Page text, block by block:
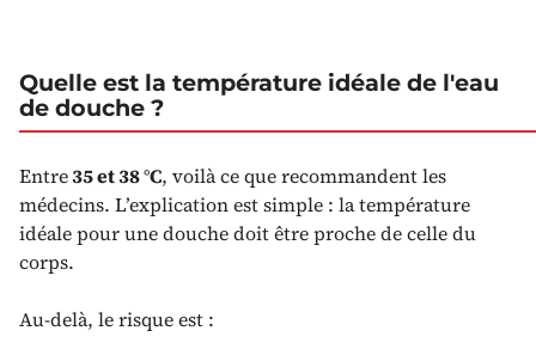
Quelle est la température idéale de l'eau
de douche ?
Entre35 et 38 °C, voilà ce que recommandent les
médecins. L’explication est simple : la température
idéale pour une douche doit être proche de celle du
corps.
Au-delà, le risque est :